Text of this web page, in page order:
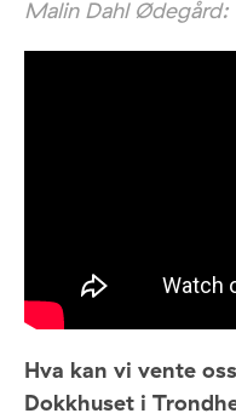
Malin Dahl Ødegård:
Hva kan vi vente
Dokkhuset i